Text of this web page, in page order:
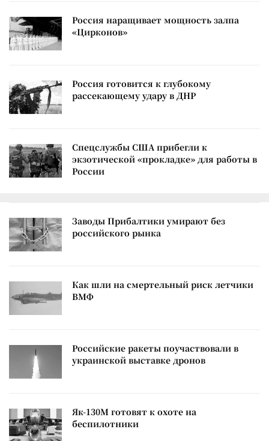
Россия наращивает мощность залпа
«Цирконов»
Россия готовится к глубокому
рассекающему удару в ДНР
Спецслужбы США прибегли к
экзотической «прокладке» для работы в
России
Заводы Прибалтики умирают без
российского рынка
Как шли на смертельный риск летчики
ВМФ
Российские ракеты поучаствовали в
украинской выставке дронов
Як-130М готовят к охоте на
беспилотники